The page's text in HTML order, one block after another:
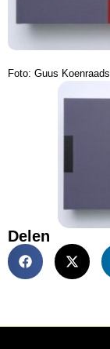
Foto: Guus Koenraads
Delen